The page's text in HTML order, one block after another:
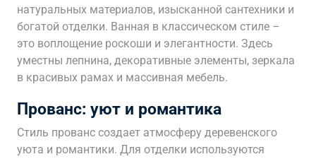
натуральных материалов, изысканной сантехники и
богатой отделки. Ванная в классическом стиле –
это воплощение роскоши и элегантности. Здесь
уместны лепнина, декоративные элементы, зеркала
в красивых рамах и массивная мебель.
Прованс: уют и романтика
Стиль прованс создает атмосферу деревенского
уюта и романтики. Для отделки используются